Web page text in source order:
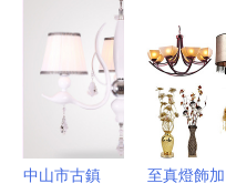
場光影與設
計的極致探
學與生活哲
學
中山市古鎮 至真燈飾加